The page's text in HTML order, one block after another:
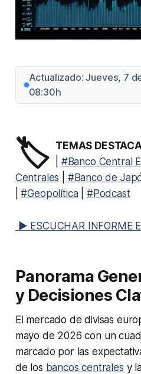
Actualizado: Jueves, 7
08:30h
🏷️ TEMAS
#Banco Central
Centrales
#Banco de
|#Geopolítica| #Podcast
▶ ESCUCHAR INFORME
Panorama
y Decisiones
El mercado de divisas
mayo de 2026 con un
marcado por las
de los bancos centrales y